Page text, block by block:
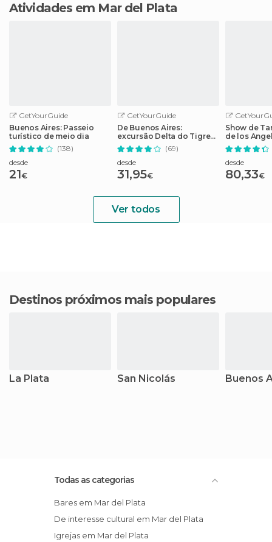
Atividades em Mar del Plata
GetYourGuide
Buenos Aires: Passeio
turístico de meio dia
(138)
desde
21€
GetYourGuide
De Buenos Aires:
excursão Delta do Tigre
com passeio de barco
(69)
desde
31,95€
Show de
de los
desde
80,33€
Ver todos
Destinos próximos mais populares
La Plata San Nicolás Buenos
Todas as categorias
Bares em Mar del Plata
De interesse cultural em Mar del Plata
Igrejas em Mar del Plata